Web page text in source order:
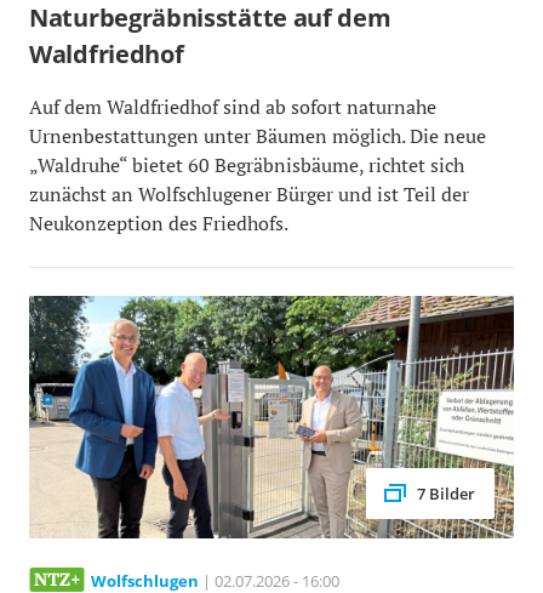
Naturbegräbnisstätte auf dem
Waldfriedhof
Auf dem Waldfriedhof sind ab sofort naturnahe
Urnenbestattungen unter Bäumen möglich. Die neue
„Waldruhe“ bietet 60 Begräbnisbäume, richtet sich
zunächst an Wolfschlugener Bürger und ist Teil der
Neukonzeption des Friedhofs.
7 Bilder
Wolfschlugen | 02.07.2026 - 16:00